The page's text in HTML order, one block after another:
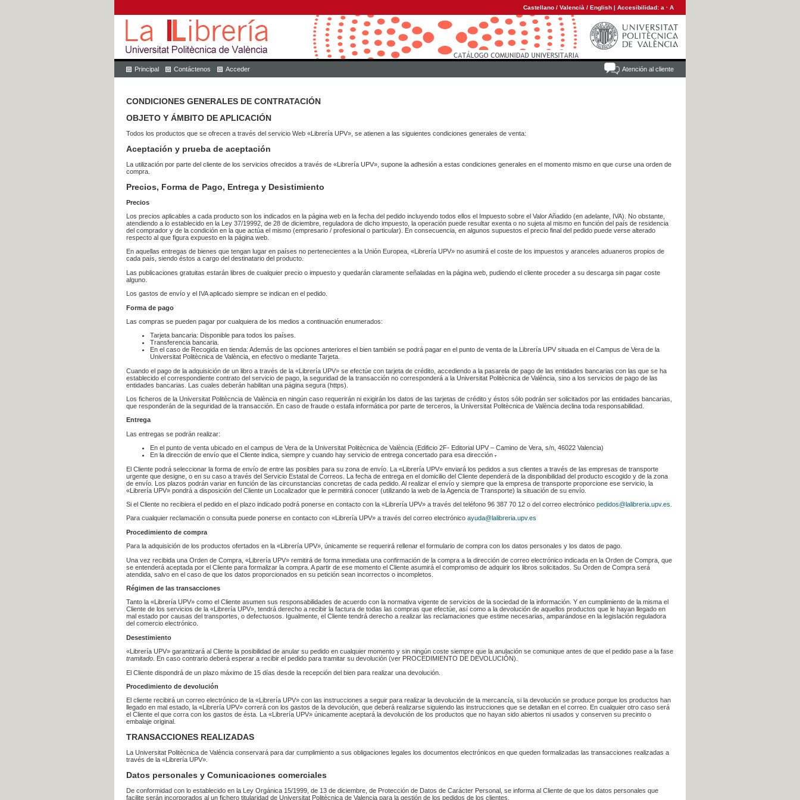
Castellano / Valencià / English | Accesibilidad: a · A
Atención al cliente
Principal Contáctenos Acceder
CONDICIONES GENERALES DE CONTRATACIÓN
OBJETO Y ÁMBITO DE APLICACIÓN
Todos los productos que se ofrecen a través del servicio Web «Librería UPV», se atienen a las siguientes condiciones generales de venta:
Aceptación y prueba de aceptación
La utilización por parte del cliente de los servicios ofrecidos a través de «Librería UPV», supone la adhesión a estas condiciones generales en el momento mismo en que curse una orden de
compra.
Precios, Forma de Pago, Entrega y Desistimiento
Precios
Los precios aplicables a cada producto son los indicados en la página web en la fecha del pedido incluyendo todos ellos el Impuesto sobre el Valor Añadido (en adelante, IVA). No obstante,
atendiendo a lo establecido en la Ley 37/19992, de 28 de diciembre, reguladora de dicho impuesto, la operación puede resultar exenta o no sujeta al mismo en función del país de residencia
del comprador y de la condición en la que actúa el mismo (empresario / profesional o particular). En consecuencia, en algunos supuestos el precio final del pedido puede verse alterado
respecto al que figura expuesto en la página web.
En aquellas entregas de bienes que tengan lugar en países no pertenecientes a la Unión Europea, «Librería UPV» no asumirá el coste de los impuestos y aranceles aduaneros propios de
cada país, siendo éstos a cargo del destinatario del producto.
Las publicaciones gratuitas estarán libres de cualquier precio o impuesto y quedarán claramente señaladas en la página web, pudiendo el cliente proceder a su descarga sin pagar coste
alguno.
Los gastos de envío y el IVA aplicado siempre se indican en el pedido.
Forma de pago
Las compras se pueden pagar por cualquiera de los medios a continuación enumerados:
Tarjeta bancaria: Disponible para todos los países.
Transferencia bancaria.
En el caso de Recogida en tienda: Además de las opciones anteriores el bien también se podrá pagar en el punto de venta de la Librería UPV situada en el Campus de Vera de la
Universitat Politècnica de València, en efectivo o mediante Tarjeta.
Cuando el pago de la adquisición de un libro a través de la «Librería UPV» se efectúe con tarjeta de crédito, accediendo a la pasarela de pago de las entidades bancarias con las que se ha
establecido el correspondiente contrato del servicio de pago, la seguridad de la transacción no corresponderá a la Universitat Politècnica de València, sino a los servicios de pago de las
entidades bancarias. Las cuales deberán habilitan una página segura (https).
Los ficheros de la Universitat Politècncia de València en ningún caso requerirán ni exigirán los datos de las tarjetas de crédito y éstos sólo podrán ser solicitados por las entidades bancarias,
que responderán de la seguridad de la transacción. En caso de fraude o estafa informática por parte de terceros, la Universitat Politècnica de València declina toda responsabilidad.
Entrega
Las entregas se podrán realizar:
En el punto de venta ubicado en el campus de Vera de la Universitat Politècnica de València (Edificio 2F- Editorial UPV – Camino de Vera, s/n, 46022 Valencia)
En la dirección de envío que el Cliente indica, siempre y cuando hay servicio de entrega concertado para esa dirección .
El Cliente podrá seleccionar la forma de envío de entre las posibles para su zona de envío. La «Librería UPV» enviará los pedidos a sus clientes a través de las empresas de transporte
urgente que designe, o en su caso a través del Servicio Estatal de Correos. La fecha de entrega en el domicilio del Cliente dependerá de la disponibilidad del producto escogido y de la zona
de envío. Los plazos podrán variar en función de las circunstancias concretas de cada pedido. Al realizar el envío y siempre que la empresa de transporte proporcione ese servicio, la
«Librería UPV» pondrá a disposición del Cliente un Localizador que le permitirá conocer (utilizando la web de la Agencia de Transporte) la situación de su envío.
Si el Cliente no recibiera el pedido en el plazo indicado podrá ponerse en contacto con la «Librería UPV» a través del teléfono 96 387 70 12 o del correo electrónico pedidos@lalibreria.upv.es
Para cualquier reclamación o consulta puede ponerse en contacto con «Librería UPV» a través del correo electrónico ayuda@lalibreria.upv.es
Procedimiento de compra
Para la adquisición de los productos ofertados en la «Librería UPV», únicamente se requerirá rellenar el formulario de compra con los datos personales y los datos de pago.
Una vez recibida una Orden de Compra, «Librería UPV» remitirá de forma inmediata una confirmación de la compra a la dirección de correo electrónico indicada en la Orden de Compra, que
se entenderá aceptada por el Cliente para formalizar la compra. A partir de ese momento el Cliente asumirá el compromiso de adquirir los libros solicitados. Su Orden de Compra será
atendida, salvo en el caso de que los datos proporcionados en su petición sean incorrectos o incompletos.
Régimen de las transacciones
Tanto la «Librería UPV» como el Cliente asumen sus responsabilidades de acuerdo con la normativa vigente de servicios de la sociedad de la información. Y en cumplimiento de la misma el
Cliente de los servicios de la «Librería UPV», tendrá derecho a recibir la factura de todas las compras que efectúe, así como a la devolución de aquellos productos que le hayan llegado en
mal estado por causas del transportes, o defectuosos. Igualmente, el Cliente tendrá derecho a realizar las reclamaciones que estime necesarias, amparándose en la legislación reguladora
del comercio electrónico.
Desestimiento
«Librería UPV» garantizará al Cliente la posibilidad de anular su pedido en cualquier momento y sin ningún coste siempre que la anulación se comunique antes de que el pedido pase a la fase
tramitado . En caso contrario deberá esperar a recibir el pedido para tramitar su devolución (ver PROCEDIMIENTO DE DEVOLUCIÓN).
El Cliente dispondrá de un plazo máximo de 15 días desde la recepción del bien para realizar una devolución.
Procedimiento de devolución
El cliente recibirá un correo electrónico de la «Librería UPV» con las instrucciones a seguir para realizar la devolución de la mercancía, si la devolución se produce porque los productos han
llegado en mal estado, la «Librería UPV» correrá con los gastos de la devolución, que deberá realizarse siguiendo las instrucciones que se detallan en el correo. En cualquier otro caso será
el Cliente el que corra con los gastos de ésta. La «Librería UPV» únicamente aceptará la devolución de los productos que no hayan sido abiertos ni usados y conserven su precinto o
embalaje original.
TRANSACCIONES REALIZADAS
La Universitat Politècnica de València conservará para dar cumplimiento a sus obligaciones legales los documentos electrónicos en que queden formalizadas las transacciones realizadas a
través de la «Librería UPV».
Datos personales y Comunicaciones comerciales
De conformidad con lo establecido en la Ley Orgánica 15/1999, de 13 de diciembre, de Protección de Datos de Carácter Personal, se informa al Cliente de que los datos personales que
facilite serán incorporados al un fichero titularidad de Universitat Politècnica de Valencia para la gestión de los pedidos de los clientes.